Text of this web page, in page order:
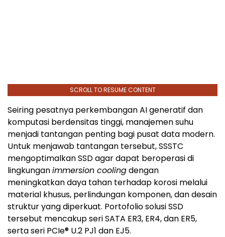
SCROLL TO RESUME CONTENT
Seiring pesatnya perkembangan AI generatif dan
komputasi berdensitas tinggi, manajemen suhu
menjadi tantangan penting bagi pusat data modern.
Untuk menjawab tantangan tersebut, SSSTC
mengoptimalkan SSD agar dapat beroperasi di
lingkunganimmersion coolingdengan
meningkatkan daya tahan terhadap korosi melalui
material khusus, perlindungan komponen, dan desain
struktur yang diperkuat. Portofolio solusi SSD
tersebut mencakup seri SATA ER3, ER4, dan ER5,
serta seri PCIe® U.2 PJ1 dan EJ5.